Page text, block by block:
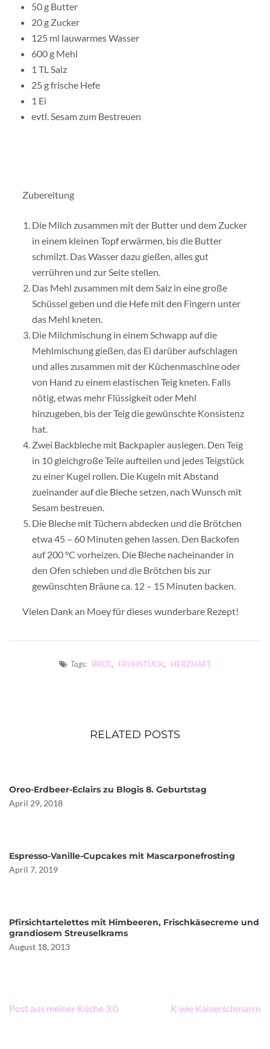
50 g Butter
20 g Zucker
125 ml lauwarmes Wasser
600 g Mehl
1 TL Salz
25 g frische Hefe
1 Ei
evtl. Sesam zum Bestreuen
Zubereitung
Die Milch zusammen mit der Butter und dem Zucker
in einem kleinen Topf erwärmen, bis die Butter
schmilzt. Das Wasser dazu gießen, alles gut
verrühren und zur Seite stellen.
Das Mehl zusammen mit dem Salz in eine große
Schüssel geben und die Hefe mit den Fingern unter
das Mehl kneten.
Die Milchmischung in einem Schwapp auf die
Mehlmischung gießen, das Ei darüber aufschlagen
und alles zusammen mit der Küchenmaschine oder
von Hand zu einem elastischen Teig kneten. Falls
nötig, etwas mehr Flüssigkeit oder Mehl
hinzugeben, bis der Teig die gewünschte Konsistenz
hat.
Zwei Backbleche mit Backpapier auslegen. Den Teig
in 10 gleichgroße Teile aufteilen und jedes Teigstück
zu einer Kugel rollen. Die Kugeln mit Abstand
zueinander auf die Bleche setzen, nach Wunsch mit
Sesam bestreuen.
Die Bleche mit Tüchern abdecken und die Brötchen
etwa 45 – 60 Minuten gehen lassen. Den Backofen
auf 200 °C vorheizen. Die Bleche nacheinander in
den Ofen schieben und die Brötchen bis zur
gewünschten Bräune ca. 12 – 15 Minuten backen.
Vielen Dank an Moey für dieses wunderbare Rezept!
Tags: BROT, FRÜHSTÜCK, HERZHAFT
RELATED POSTS
Oreo-Erdbeer-Eclairs zu Blogis 8. Geburtstag
April 29, 2018
Espresso-Vanille-Cupcakes mit Mascarponefrosting
April 7, 2019
Pfirsichtartelettes mit Himbeeren, Frischkäsecreme und
grandiosem Streuselkrams
August 18, 2013
Beitragsnavigation
Post aus meiner Küche 3.0 K wie Kaiserschmarrn